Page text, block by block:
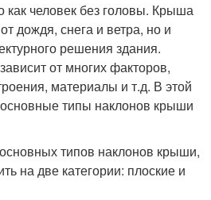
как человек без головы. Крыша
дождя, снега и ветра, но и
решения здания.
от многих факторов,
материалы и т.д. В этой
типы наклонов крыши
типов наклонов крыши,
на две категории: плоские и